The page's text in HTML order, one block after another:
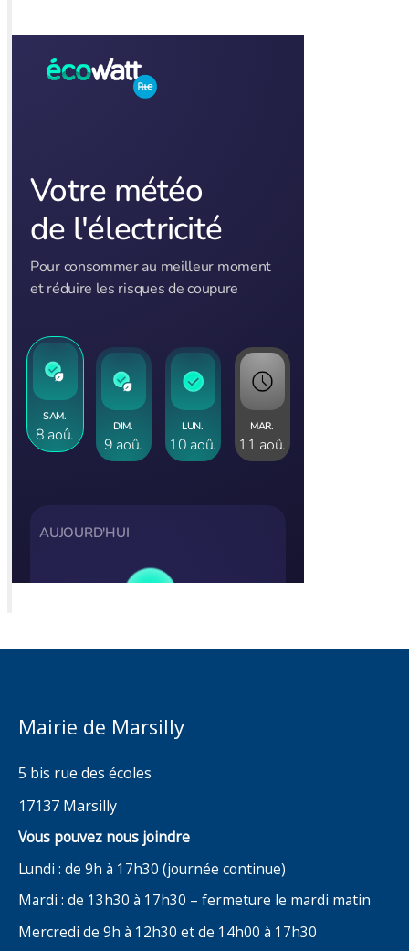
Mairie de Marsilly
5 bis rue des écoles
17137 Marsilly
Vous pouvez nous joindre
Lundi : de 9h à 17h30 (journée continue)
Mardi : de 13h30 à 17h30 – fermeture le mardi matin
Mercredi de 9h à 12h30 et de 14h00 à 17h30